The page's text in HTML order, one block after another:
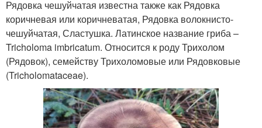
Рядовка чешуйчатая известна также как Рядовка
коричневая или коричневатая, Рядовка волокнисто-
чешуйчатая, Сластушка. Латинское название гриба –
Tricholoma imbricatum. Относится к роду Трихолом
(Рядовок), семейству Трихоломовые или Рядовковые
(Tricholomataceae).